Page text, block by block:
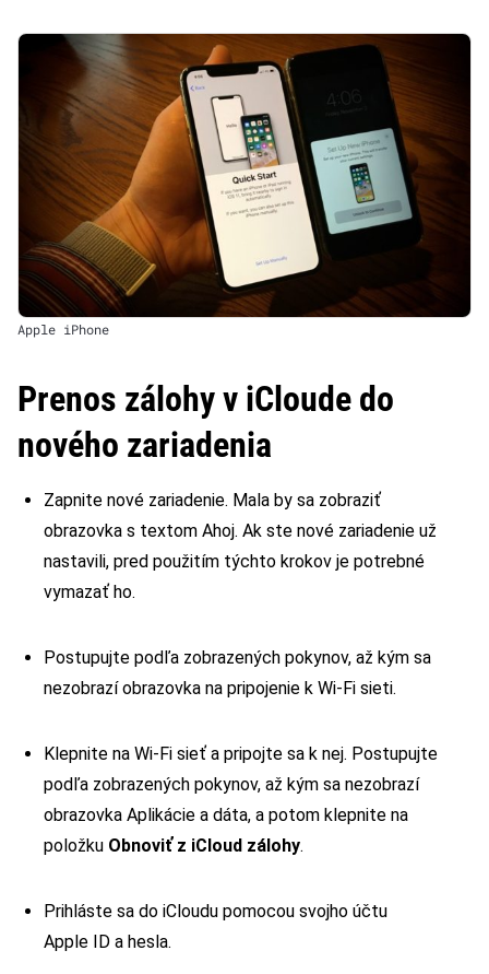
Apple iPhone
Prenos zálohy v iCloude do
nového zariadenia
Zapnite nové zariadenie. Mala by sa zobraziť
obrazovka s textom Ahoj. Ak ste nové zariadenie už
nastavili, pred použitím týchto krokov je potrebné
vymazať ho.
Postupujte podľa zobrazených pokynov, až kým sa
nezobrazí obrazovka na pripojenie k Wi-Fi sieti.
Klepnite na Wi-Fi sieť a pripojte sa k nej. Postupujte
podľa zobrazených pokynov, až kým sa nezobrazí
obrazovka Aplikácie a dáta, a potom klepnite na
položku Obnoviť z iCloud zálohy.
Prihláste sa do iCloudu pomocou svojho účtu
Apple ID a hesla.